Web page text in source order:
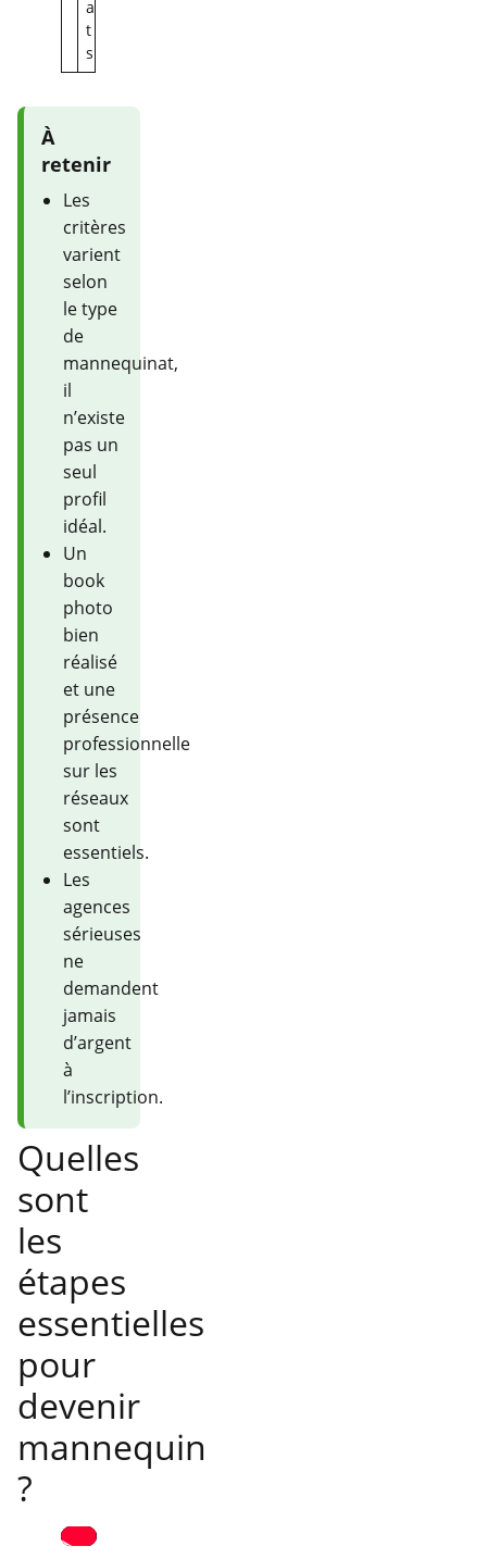
a
t
s
À
retenir
Les
critères
varient
selon
le type
de
mannequinat,
il
n’existe
pas un
seul
profil
idéal.
Un
book
photo
bien
réalisé
et une
présence
professionnelle
sur les
réseaux
sont
essentiels.
Les
agences
sérieuses
ne
demandent
jamais
d’argent
à
l’inscription.
Quelles
sont
les
étapes
essentielles
pour
devenir
mannequin
?